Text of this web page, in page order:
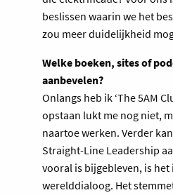
beslissen waarin we het
zou meer duidelijkheid
Welke boeken, sites of
aanbevelen?
Onlangs heb ik ‘The 5AM
opstaan lukt me nog niet,
naartoe werken. Verder
Straight-Line Leadership
vooral is bijgebleven, is
werelddialoog. Het